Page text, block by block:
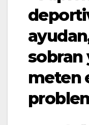
sobran
meten